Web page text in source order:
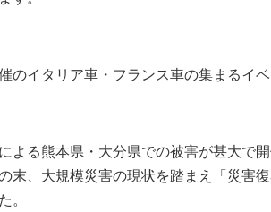
のイタリア車・フランス車の集まるイベ
よる熊本県・大分県での被害が甚大で
末、大規模災害の現状を踏まえ「災害
。